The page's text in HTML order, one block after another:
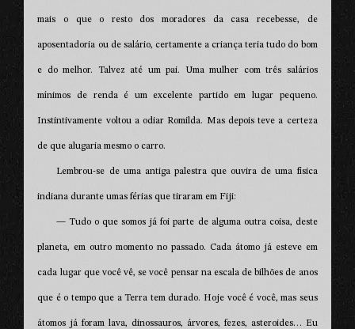
mais o que o resto dos moradores da casa recebesse, de
aposentadoria ou de salário, certamente a criança teria tudo do bom
e do melhor. Talvez até um pai. Uma mulher com três salários
mínimos de renda é um excelente partido em lugar pequeno.
Instintivamente voltou a odiar Romilda. Mas depois teve a certeza
de que alugaria mesmo o carro.
Lembrou-se de uma antiga palestra que ouvira de uma física
indiana durante umas férias que tiraram em Fiji:
— Tudo o que somos já foi parte de alguma outra coisa, deste
planeta, em outro momento no passado. Cada átomo já esteve em
cada lugar que você vê, se você pensar na escala de bilhões de anos
que é o tempo que a Terra tem durado. Hoje você é você, mas seus
átomos já foram lava, dinossauros, árvores, fezes, asteroides… Eu